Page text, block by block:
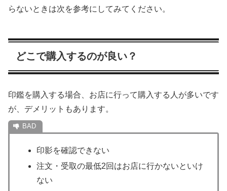
らないときは次を参考にしてみてください。
どこで購入するのが良い？
印鑑を購入する場合、お店に行って購入する人が多いです
が、デメリットもあります。
印影を確認できない
注文・受取の最低2回はお店に行かないといけ
ない